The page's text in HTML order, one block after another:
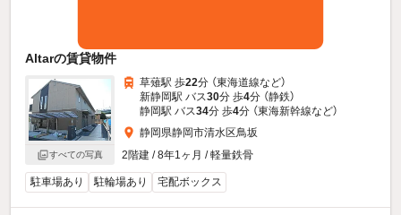
Altarの賃貸物件
すべての写真
草薙駅 歩22分 （東海道線など）
新静岡駅 バス30分 歩4分 （静鉄）
静岡駅 バス34分 歩4分 （東海新幹線など）
静岡県静岡市清水区鳥坂
2階建 / 8年1ヶ月 / 軽量鉄骨
駐車場あり 駐輪場あり 宅配ボックス